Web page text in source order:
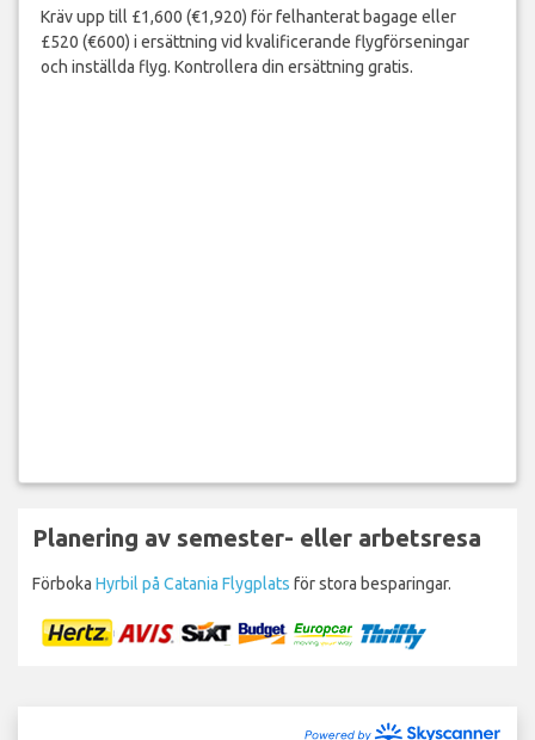
Kräv upp till £1,600 (€1,920) för felhanterat bagage eller
£520 (€600) i ersättning vid kvalificerande flygförseningar
och inställda flyg. Kontrollera din ersättning gratis.
Planering av semester- eller arbetsresa
Förboka Hyrbil på Catania Flygplats för stora besparingar.